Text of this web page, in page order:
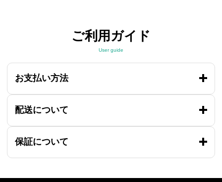
ご利用ガイド
User guide
お支払い方法
配送について
保証について